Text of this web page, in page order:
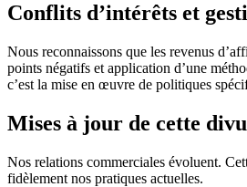
Conflits d’intérêts et
Nous reconnaissons que les revenus
points négatifs et application d’une
c’est la mise en œuvre de politiques
Mises à jour de cette
Nos relations commerciales évoluent.
fidèlement nos pratiques actuelles.